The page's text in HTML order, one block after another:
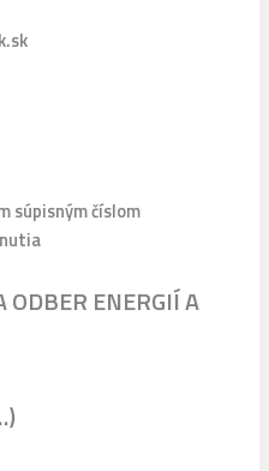
súpisným číslom
ENERGIÍ A